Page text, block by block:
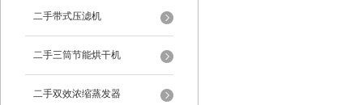
二手带式压滤机
二手三筒节能烘干机
二手双效浓缩蒸发器